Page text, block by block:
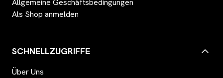
Allgemeine Geschäftsbedingungen
Als Shop anmelden
SCHNELLZUGRIFFE
Über Uns